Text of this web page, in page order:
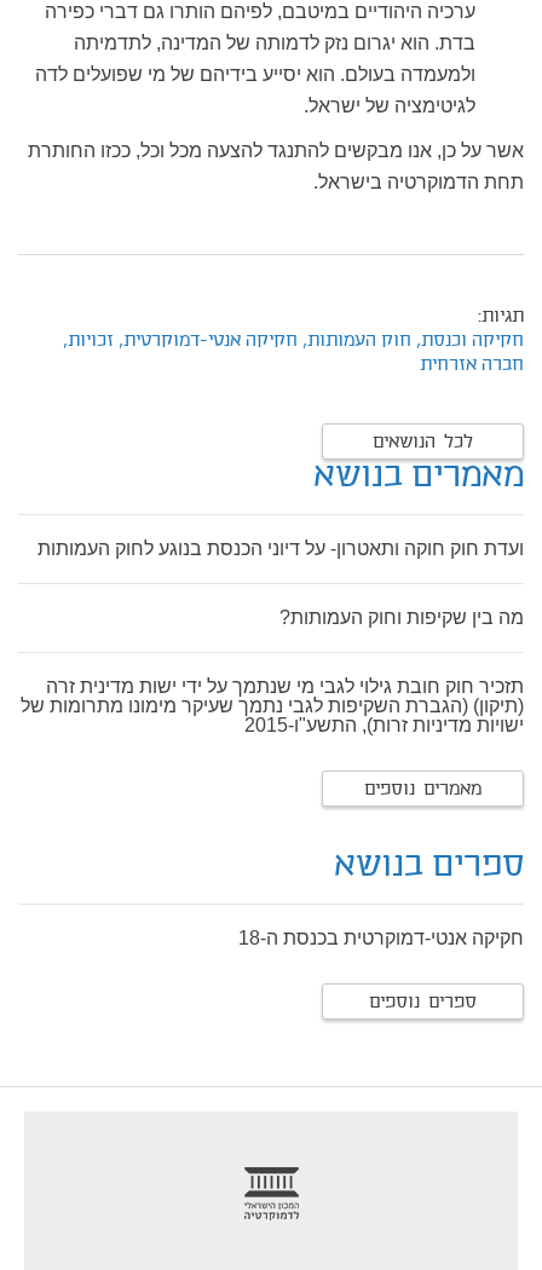
ערכיה היהודיים במיטבם, לפיהם הותרו גם דברי כפירה
בדת. הוא יגרום נזק לדמותה של המדינה, לתדמיתה
ולמעמדה בעולם. הוא יסייע בידיהם של מי שפועלים לדה
לגיטימציה של ישראל.
אשר על כן, אנו מבקשים להתנגד להצעה מכל וכל, ככזו החותרת
תחת הדמוקרטיה בישראל.
תגיות:
חקיקה וכנסת, חוק העמותות, חקיקה אנטי-דמוקרטית, זכויות,
חברה אזרחית
לכל הנושאים
מאמרים בנושא
ועדת חוק חוקה ותאטרון- על דיוני הכנסת בנוגע לחוק העמותות
מה בין שקיפות וחוק העמותות?
תזכיר חוק חובת גילוי לגבי מי שנתמך על ידי ישות מדינית זרה
(תיקון) (הגברת השקיפות לגבי נתמך שעיקר מימונו מתרומות של
ישויות מדיניות זרות), התשע"ו-2015
מאמרים נוספים
ספרים בנושא
חקיקה אנטי-דמוקרטית בכנסת ה-18
ספרים נוספים